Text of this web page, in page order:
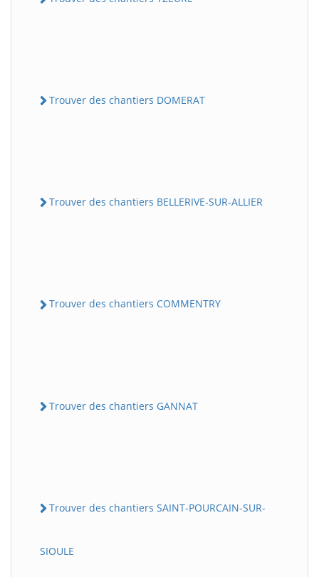
Trouver des chantiers DOMERAT
Trouver des chantiers BELLERIVE-SUR-ALLIER
Trouver des chantiers COMMENTRY
Trouver des chantiers GANNAT
Trouver des chantiers SAINT-POURCAIN-SUR-
SIOULE